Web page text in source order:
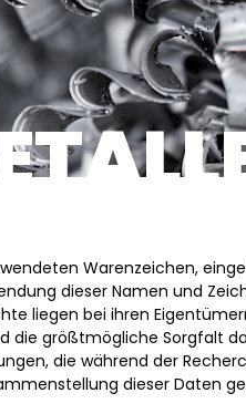
Warenzeichen,
dieser Namen und
liegen bei ihren
die größtmögliche Sorgfalt
die während der
dieser Daten